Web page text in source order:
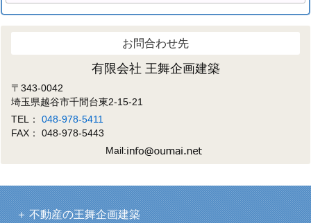
お問合わせ先
有限会社 王舞企画建築
〒343-0042
埼玉県越谷市千間台東2-15-21
TEL：048-978-5411
FAX： 048-978-5443
Mail:
不動産の王舞企画建築